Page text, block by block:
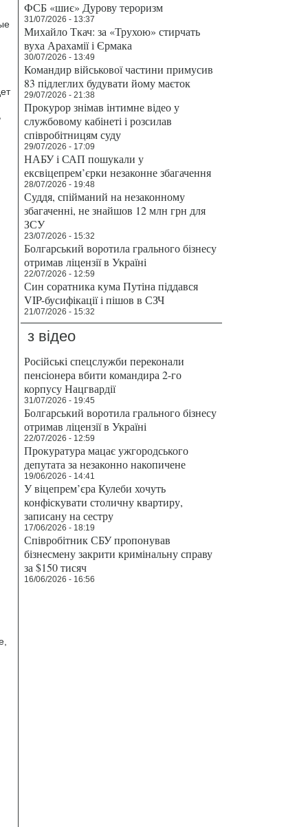
ФСБ «шиє» Дурову тероризм
31/07/2026 - 13:37
Михайло Ткач: за «Трухою» стирчать
вуха Арахамії і Єрмака
30/07/2026 - 13:49
Командир військової частини примусив
83 підлеглих будувати йому маєток
29/07/2026 - 21:38
Прокурор знімав інтимне відео у
службовому кабінеті і розсилав
співробітницям суду
29/07/2026 - 17:09
НАБУ і САП пошукали у
ексвіцепрем’єрки незаконне збагачення
28/07/2026 - 19:48
Суддя, спійманий на незаконному
збагаченні, не знайшов 12 млн грн для
ЗСУ
23/07/2026 - 15:32
Болгарський воротила грального бізнесу
отримав ліцензії в Україні
22/07/2026 - 12:59
Син соратника кума Путіна піддався
VIP-бусифікації і пішов в СЗЧ
21/07/2026 - 15:32
з відео
Російські спецслужби переконали
пенсіонера вбити командира 2-го
корпусу Нацгвардії
31/07/2026 - 19:45
Болгарський воротила грального бізнесу
отримав ліцензії в Україні
22/07/2026 - 12:59
Прокуратура мацає ужгородського
депутата за незаконно накопичене
19/06/2026 - 14:41
У віцепрем’єра Кулеби хочуть
конфіскувати столичну квартиру,
записану на сестру
17/06/2026 - 18:19
Співробітник СБУ пропонував
бізнесмену закрити кримінальну справу
за $150 тисяч
16/06/2026 - 16:56